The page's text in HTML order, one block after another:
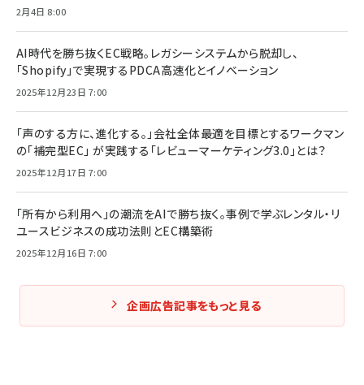
2月4日 8:00
AI時代を勝ち抜くEC戦略。レガシーシステムから脱却し、
「Shopify」で実現するPDCA高速化とイノベーション
2025年12月23日 7:00
「声のする方に、進化する。」会社全体最適を目標とするワークマン
の「補完型EC」 が実践する「レビューマーケティング3.0」とは？
2025年12月17日 7:00
「所有から利用へ」の潮流をAIで勝ち抜く。事例で学ぶレンタル・リ
ユースビジネスの成功法則とEC構築術
2025年12月16日 7:00
企画広告記事をもっと見る